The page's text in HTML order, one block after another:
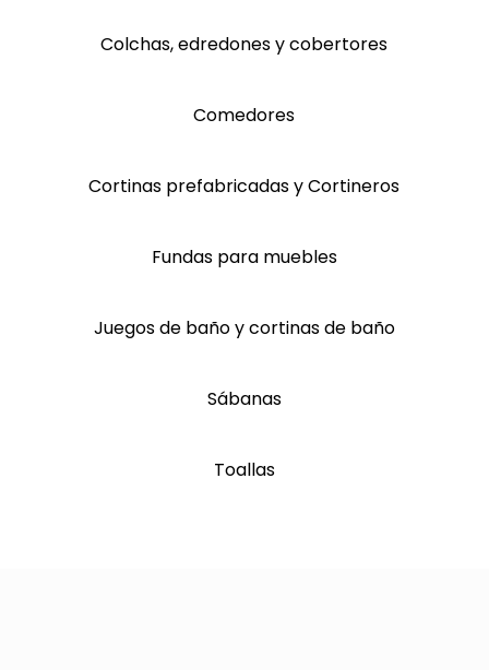
Colchas, edredones y cobertores
Comedores
Cortinas prefabricadas y Cortineros
Fundas para muebles
Juegos de baño y cortinas de baño
Sábanas
Toallas